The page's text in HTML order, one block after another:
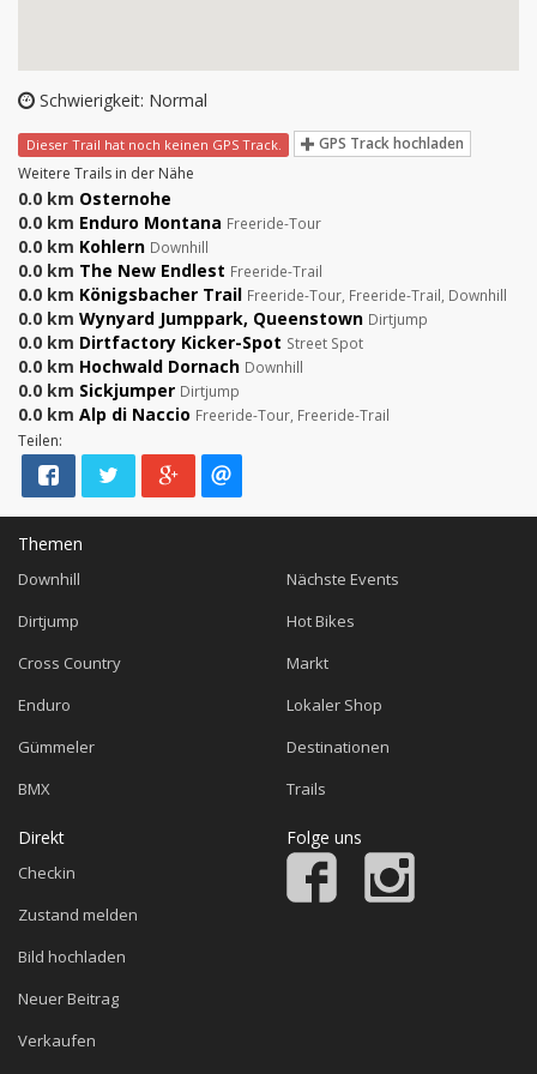
Schwierigkeit: Normal
Dieser Trail hat noch keinen GPS Track.
GPS Track hochladen
Weitere Trails in der Nähe
0.0 km Osternohe
0.0 km Enduro Montana Freeride-Tour
0.0 km Kohlern Downhill
0.0 km The New Endlest Freeride-Trail
0.0 km Königsbacher Trail Freeride-Tour, Freeride-Trail, Downhill
0.0 km Wynyard Jumppark, Queenstown Dirtjump
0.0 km Dirtfactory Kicker-Spot Street Spot
0.0 km Hochwald Dornach Downhill
0.0 km Sickjumper Dirtjump
0.0 km Alp di Naccio Freeride-Tour, Freeride-Trail
Teilen:
Themen
Downhill
Dirtjump
Cross Country
Enduro
Gümmeler
BMX
Nächste Events
Hot Bikes
Markt
Lokaler Shop
Destinationen
Trails
Direkt
Checkin
Zustand melden
Bild hochladen
Neuer Beitrag
Verkaufen
Folge uns